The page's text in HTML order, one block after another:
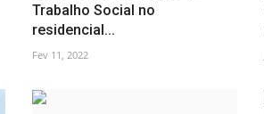
Trabalho Social no
residencial...
Fev 11, 2022